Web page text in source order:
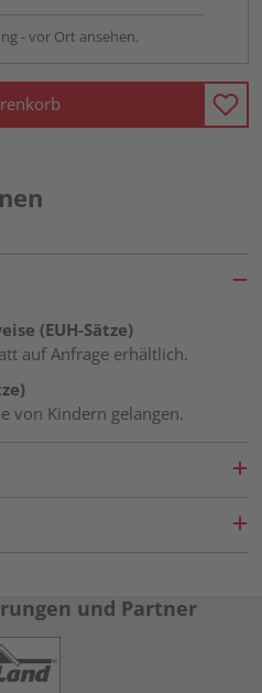
- vor Ort ansehen.
(EUH-Sätze)
auf Anfrage erhältlich.
von Kindern gelangen.
und Partner